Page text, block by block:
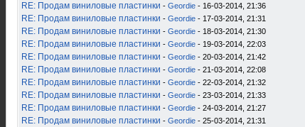
RE: Продам виниловые пластинки - Geordie - 16-03-2014, 21:36
RE: Продам виниловые пластинки - Geordie - 17-03-2014, 21:31
RE: Продам виниловые пластинки - Geordie - 18-03-2014, 21:30
RE: Продам виниловые пластинки - Geordie - 19-03-2014, 22:03
RE: Продам виниловые пластинки - Geordie - 20-03-2014, 21:42
RE: Продам виниловые пластинки - Geordie - 21-03-2014, 22:08
RE: Продам виниловые пластинки - Geordie - 22-03-2014, 21:32
RE: Продам виниловые пластинки - Geordie - 23-03-2014, 21:33
RE: Продам виниловые пластинки - Geordie - 24-03-2014, 21:27
RE: Продам виниловые пластинки - Geordie - 25-03-2014, 21:31